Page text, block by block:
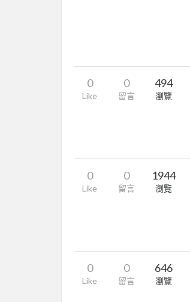
0
Like
0
留言
494
瀏覽
0
Like
0
留言
1944
瀏覽
0
Like
0
留言
646
瀏覽